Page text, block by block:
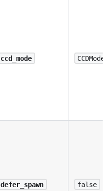
ccd_mode
defer_spawn false